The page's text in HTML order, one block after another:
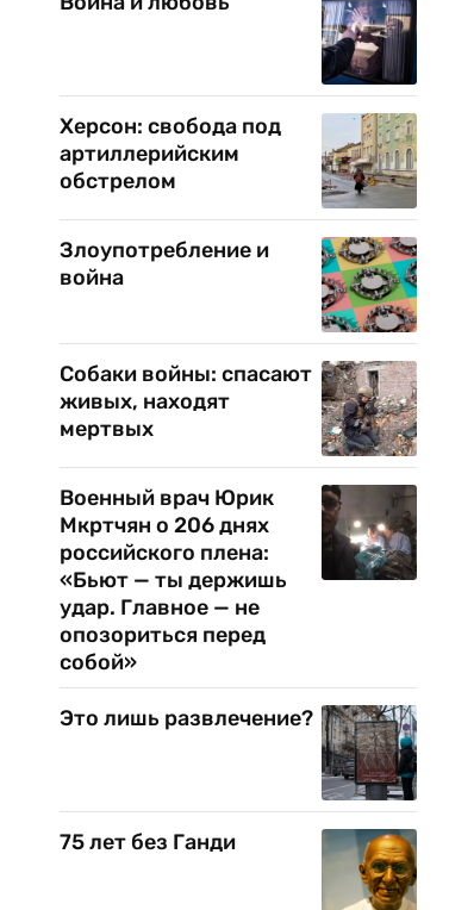
Херсон: свобода под
артиллерийским
обстрелом
Злоупотребление и
война
Собаки войны: спасают
живых, находят
мертвых
Военный врач Юрик
Мкртчян о 206 днях
российского плена:
«Бьют — ты держишь
удар. Главное — не
опозориться перед
собой»
Это лишь развлечение?
75 лет без Ганди